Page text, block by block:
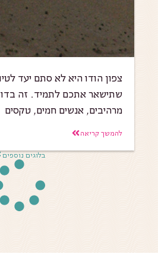
צפון הודו היא לא סתם יעד
שתישאר אתכם לתמיד. זה
מרהיבים, אנשים חמים, טקסים
להמשך קריאה
בלוגים נוספים